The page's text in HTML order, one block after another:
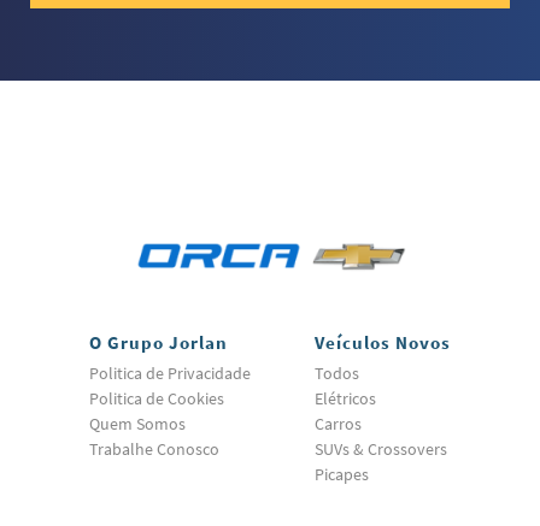
O Grupo Jorlan
Politica de Privacidade
Politica de Cookies
Quem Somos
Trabalhe Conosco
Veículos Novos
Todos
Elétricos
Carros
SUVs & Crossovers
Picapes